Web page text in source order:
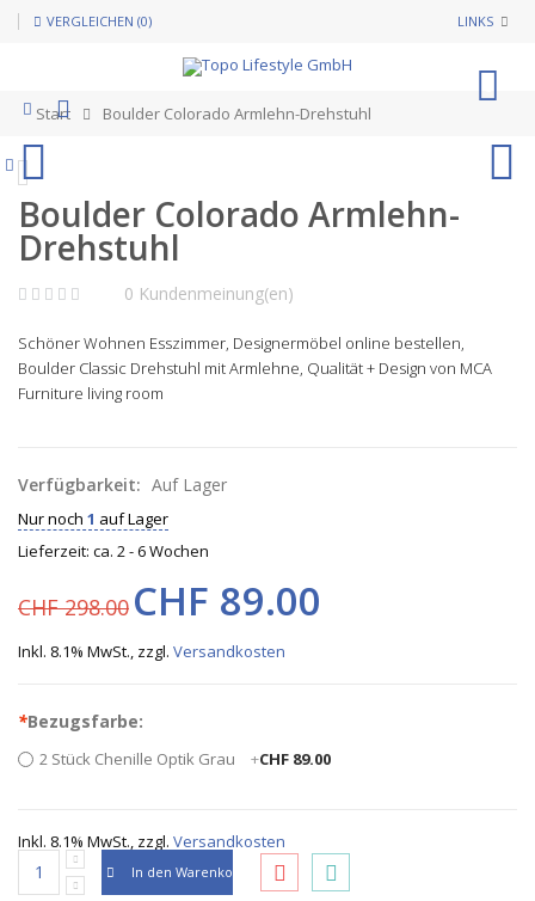
VERGLEICHEN (0) LINKS
Start Boulder Colorado Armlehn-Drehstuhl
Boulder Colorado Armlehn-
Drehstuhl
0 Kundenmeinung(en)
Schöner Wohnen Esszimmer, Designermöbel online bestellen,
Boulder Classic Drehstuhl mit Armlehne, Qualität + Design von MCA
Furniture living room
Verfügbarkeit: Auf Lager
Nur noch 1 auf Lager
Lieferzeit: ca. 2 - 6 Wochen
CHF 298.00 CHF 89.00
Inkl. 8.1% MwSt., zzgl. Versandkosten
*Bezugsfarbe:
2 Stück Chenille Optik Grau +CHF 89.00
Inkl. 8.1% MwSt. zzgl. Versandkosten
In den Warenkorb